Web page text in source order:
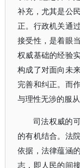
补充，尤其是公
正。行政机关通
接受性，是着眼
权威基础的经验
构成了对面向未
完善和纠正。而
与理性无涉的服从
司法权威的
的有机结合。法
依据，法律蕴涵
志，即人民的间